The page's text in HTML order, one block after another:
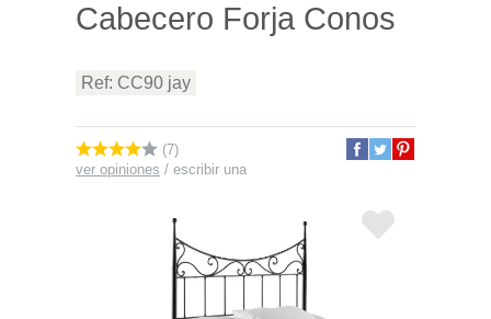
Cabecero Forja Conos
Ref: CC90 jay
(7)
ver opiniones / escribir una